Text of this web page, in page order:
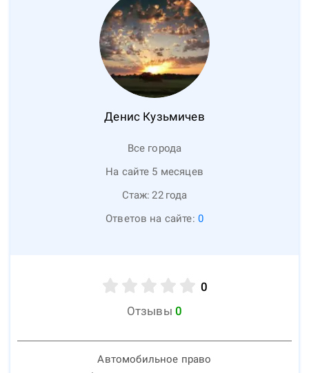
Денис Кузьмичев
Все города
На сайте 5 месяцев
Стаж: 22 года
Ответов на сайте: 0
0
Отзывы 0
Автомобильное право